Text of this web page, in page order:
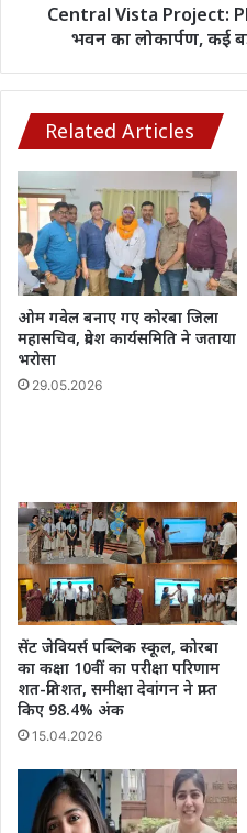
होंगे
स्थानांतरित
Central Vista Project:
भवन का लोकार्पण, कई
Related Articles
ओम गवेल बनाए गए कोरबा जिला
महासचिव, प्रदेश कार्यसमिति ने जताया
भरोसा
29.05.2026
सेंट जेवियर्स पब्लिक स्कूल, कोरबा
का कक्षा 10वीं का परीक्षा परिणाम
शत-प्रतिशत, समीक्षा देवांगन ने प्राप्त
किए 98.4% अंक
15.04.2026